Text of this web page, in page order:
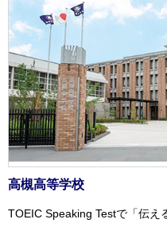
高槻高等学校
TOEIC Speaking Testで「伝え